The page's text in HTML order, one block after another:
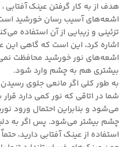
هدف از به كار گرفتن عینک آفتابی
اشعه‌های آسیب‌ رسان خورشید
تزئینی و زیبایی از آن استفاده
اشاره كرد، این است كه گاهی این
اشعه‌های نور خورشید محافظت
بیشتری هم به چشم وارد شود‏‏‏.‏‏‏
به طور كلی اگر مانعی جلوی رسیدن
شما در اتاقی كه نور كمی دارد
می‌شود و بنابراین احتمال ورود
چشم بیشتر می‌شود‏‏‏.‏‏‏ پس اگر به
استفاده از عینك آفتابی دارید،